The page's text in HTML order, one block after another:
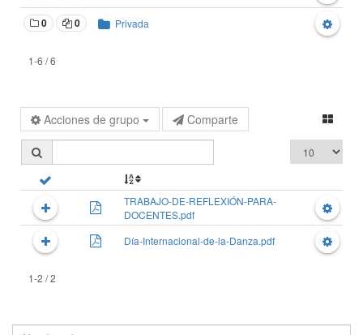
0 0 Privada
1-6 / 6
Acciones de grupo Comparte
TRABAJO-DE-REFLEXIÓN-PARA-
DOCENTES.pdf
Día-Internacional-de-la-Danza.pdf
1-2 / 2
Nombre